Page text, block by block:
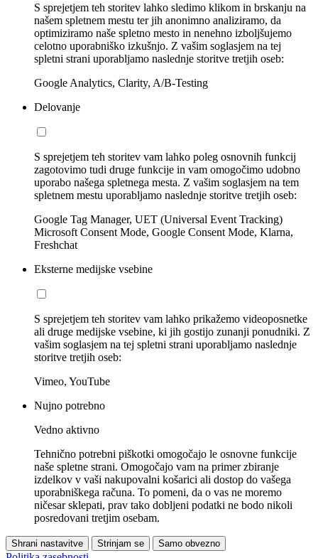
S sprejetjem teh storitev lahko sledimo klikom in brskanju na
našem spletnem mestu ter jih anonimno analiziramo, da
optimiziramo naše spletno mesto in nenehno izboljšujemo
celotno uporabniško izkušnjo. Z vašim soglasjem na tej
spletni strani uporabljamo naslednje storitve tretjih oseb:
Google Analytics, Clarity, A/B-Testing
Delovanje
S sprejetjem teh storitev vam lahko poleg osnovnih funkcij
zagotovimo tudi druge funkcije in vam omogočimo udobno
uporabo našega spletnega mesta. Z vašim soglasjem na tem
spletnem mestu uporabljamo naslednje storitve tretjih oseb:
Google Tag Manager, UET (Universal Event Tracking)
Microsoft Consent Mode, Google Consent Mode, Klarna,
Freshchat
Eksterne medijske vsebine
S sprejetjem teh storitev vam lahko prikažemo videoposnetke
ali druge medijske vsebine, ki jih gostijo zunanji ponudniki. Z
vašim soglasjem na tej spletni strani uporabljamo naslednje
storitve tretjih oseb:
Vimeo, YouTube
Nujno potrebno
Vedno aktivno
Tehnično potrebni piškotki omogočajo le osnovne funkcije
naše spletne strani. Omogočajo vam na primer zbiranje
izdelkov v vaši nakupovalni košarici ali dostop do vašega
uporabniškega računa. To pomeni, da o vas ne moremo
ničesar sklepati, prav tako dobljeni podatki ne bodo nikoli
posredovani tretjim osebam.
Shrani nastavitve Strinjam se Samo obvezno